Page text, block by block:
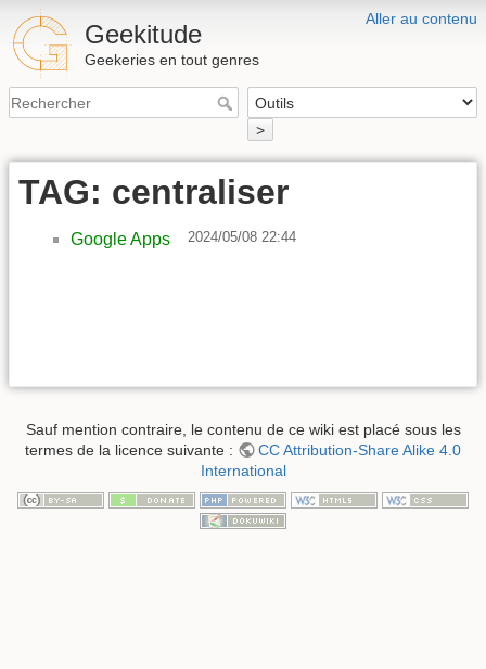
Aller au contenu
Geekitude
Geekeries en tout genres
>
TAG: centraliser
Google Apps 2024/05/08 22:44
Sauf mention contraire, le contenu de ce wiki est placé sous les
termes de la licence suivante :
CC Attribution-Share Alike 4.0
International